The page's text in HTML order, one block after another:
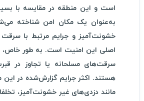
است و این منطقه در مقایسه با
به‌عنوان یک مکان امن شناخته
خشونت‌آمیز و جرایم مرتبط با سرقت
اصلی این امنیت است. به طور خاص،
سرقت‌های مسلحانه یا تجاوز در
هستند. اکثر جرایم گزارش‌شده در
مانند دزدی‌های غیر خشونت‌آمیز،